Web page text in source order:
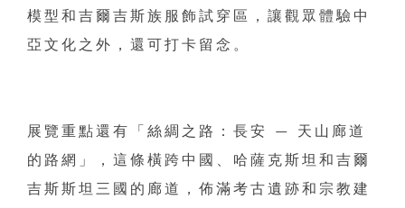
模型和吉爾吉斯族服飾試穿區， 讓觀眾體驗中
亞文化之外，還可打卡留念。
展覽重點還有「絲綢之路：長安 — 天山廊道
的路網」，這條橫跨中國、 哈薩克斯坦和吉爾
吉斯斯坦三國的廊道，佈滿考古遺跡和宗教建